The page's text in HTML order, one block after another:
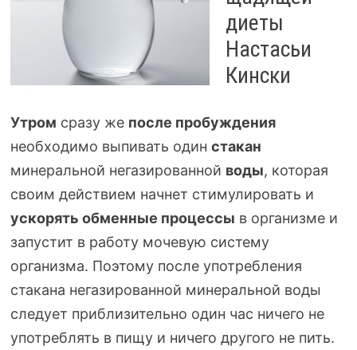
диеты
Настасьи
Кински
Утром сразу же после пробуждения
необходимо выпивать один стакан
минеральной негазированной воды, которая
своим действием начнет стимулировать и
ускорять обменные процессы в организме и
запустит в работу мочевую систему
организма. Поэтому после употребления
стакана негазированной минеральной воды
следует приблизительно один час ничего не
употреблять в пищу и ничего другого не пить.